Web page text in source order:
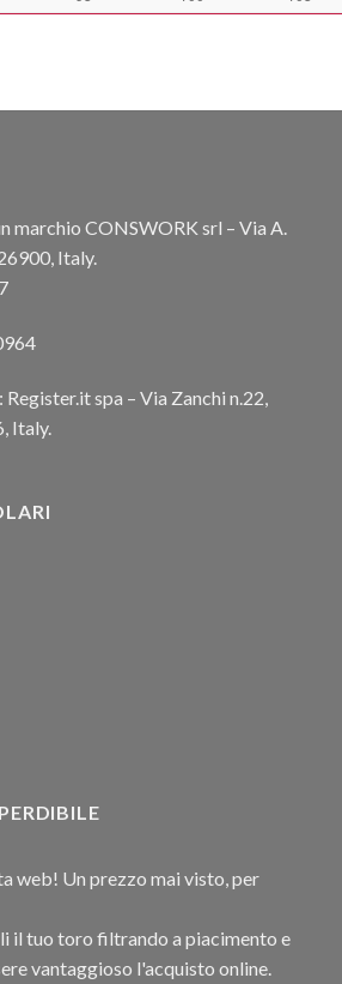
marchio CONSWORK srl – Via A.
Italy.
spa – Via Zanchi n.22,
Italy.
web! Un prezzo mai visto, per
il tuo toro filtrando a piacimento e
vantaggioso l'acquisto online.